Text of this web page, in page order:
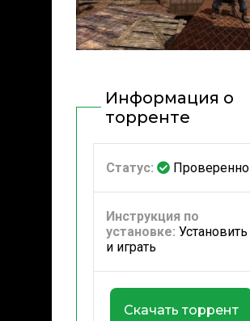
Информация о
торренте
Статус: Проверенно
Инструкция по
установке: Установить
и играть
Скачать торрент